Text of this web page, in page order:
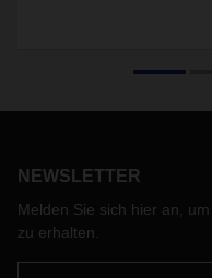
NEWSLETTER
Melden Sie sich hier an,
zu erhalten.